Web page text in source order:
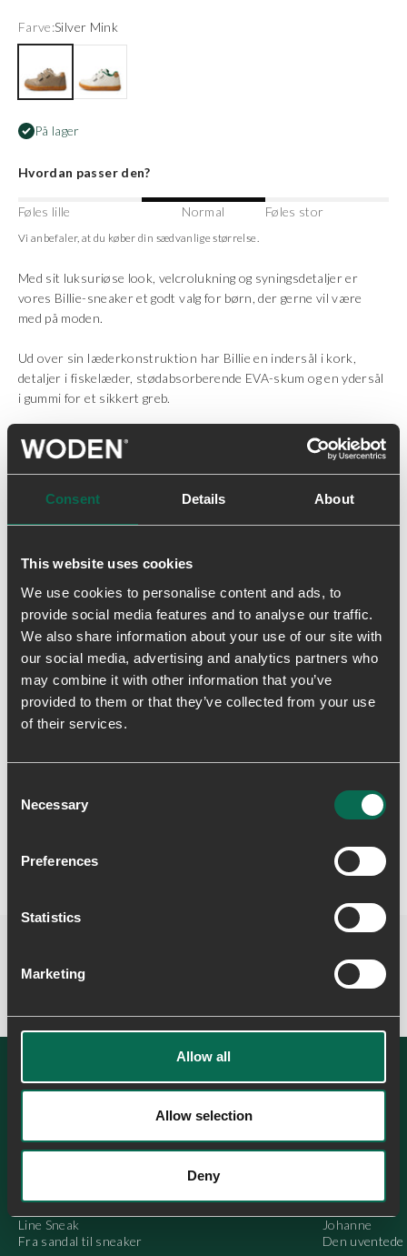
Consent Details About
This website uses cookies
We use cookies to personalise content and ads, to
provide social media features and to analyse our traffic.
We also share information about your use of our site with
our social media, advertising and analytics partners who
may combine it with other information that you’ve
provided to them or that they’ve collected from your use
of their services.
Selection
Necessary
Preferences
Statistics
Marketing
Allow all
Allow selection
Deny
Farve:Silver Mink
På lager
Hvordan passer den?
Føles lille Normal Føles stor
Vi anbefaler, at du køber din sædvanlige størrelse.
Med sit luksuriøse look, velcrolukning og syningsdetaljer er
vores Billie-sneaker et godt valg for børn, der gerne vil være
med på moden.
Ud over sin læderkonstruktion har Billie en indersål i kork,
detaljer i fiskelæder, stødabsorberende EVA-skum og en ydersål
i gummi for et sikkert greb.
• Delvist genanvendt gummisål
• Let at få på barnets fod
• God støtte
• Fiskelæderdetaljer
SE ALLE
Line Sneak
Fra sandal til sneaker
Johanne
Den